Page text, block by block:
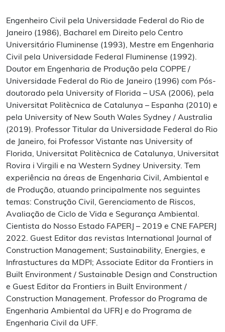
Engenheiro Civil pela Universidade Federal do Rio de
Janeiro (1986), Bacharel em Direito pelo Centro
Universitário Fluminense (1993), Mestre em Engenharia
Civil pela Universidade Federal Fluminense (1992).
Doutor em Engenharia de Produção pela COPPE /
Universidade Federal do Rio de Janeiro (1996) com Pós-
doutorado pela University of Florida – USA (2006), pela
Universitat Politècnica de Catalunya – Espanha (2010) e
pela University of New South Wales Sydney / Australia
(2019). Professor Titular da Universidade Federal do Rio
de Janeiro, foi Professor Vistante nas University of
Florida, Universitat Politècnica de Catalunya, Universitat
Rovira i Virgili e na Western Sydney University. Tem
experiência na áreas de Engenharia Civil, Ambiental e
de Produção, atuando principalmente nos seguintes
temas: Construção Civil, Gerenciamento de Riscos,
Avaliação de Ciclo de Vida e Segurança Ambiental.
Cientista do Nosso Estado FAPERJ – 2019 e CNE FAPERJ
2022. Guest Editor das revistas International Journal of
Construction Management; Sustainability, Energies, e
Infrastuctures da MDPI; Associate Editor da Frontiers in
Built Environment / Sustainable Design and Construction
e Guest Editor da Frontiers in Built Environment /
Construction Management. Professor do Programa de
Engenharia Ambiental da UFRJ e do Programa de
Engenharia Civil da UFF.